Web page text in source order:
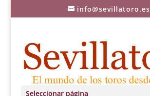
info@sevillatoro.es
Seleccionar página